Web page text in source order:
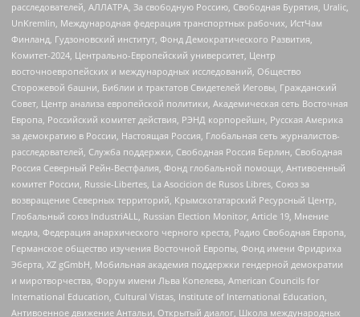
расследователей, АЛЛАТРА, За свободную Россию, Свободная Бурятия, Uralic,
UnKremlin, Международная федерация транспортных рабочих, ИстЧам
Финланд, Гудзоновский институт, Фонд Демократического Развития,
Комитет-2024, Центрально-Европейский университет, Центр
восточноевропейских и международных исследований, Общество
Сторожевой башни, Библии и трактатов Свидетелей Иеговы, Гражданский
Совет, Центр анализа европейской политики, Академическая сеть Восточная
Европа, Российский комитет действия, РЭНД корпорейшн, Русская Америка
за демократию в России, Настоящая Россия, Глобальная сеть журналистов-
расследователей, Служба поддержки, Свободная Россия Берлин, Свободная
Россия Северный Рейн-Вестфалия, Фонд глобальной помощи, Антивоенный
комитет России, Russie-Libertes, La Asocicion de Rusos Libres, Союз за
возвращение Северных территорий, Крымскотатарский Ресурсный Центр,
Глобальный союз IndustriALL, Russian Election Monitor, Article 19, Мнение
медиа, Федерация анархического черного креста, Радио Свободная Европа,
Германское общество изучения Восточной Европы, Фонд имени Фридриха
Эберта, XZ gGmbH, Мобильная академия поддержки гендерной демократии
и миротворчества, Форум имени Льва Копелева, American Councils for
International Education, Cultural Vistas, Institute of International Education,
Антивоенное движение Антальи, Открытый диалог, Школа международных